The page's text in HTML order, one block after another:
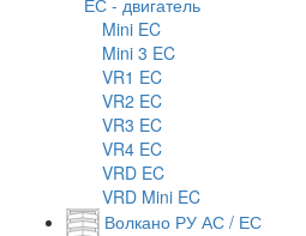
Mini EC
Mini 3 EC
VR1 EC
VR2 EC
VR3 EC
VR4 EC
VRD EC
VRD Mini EC
Волкано РУ АС / ЕС